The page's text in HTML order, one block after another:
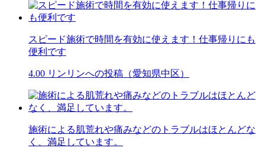
スピード施術で時間を有効に使えます！仕事帰りにも
便利です
4.00 リンリンへの投稿（愛知県中区）
施術による肌荒れや痛みなどのトラブルはほとんどな
く、満足しています。